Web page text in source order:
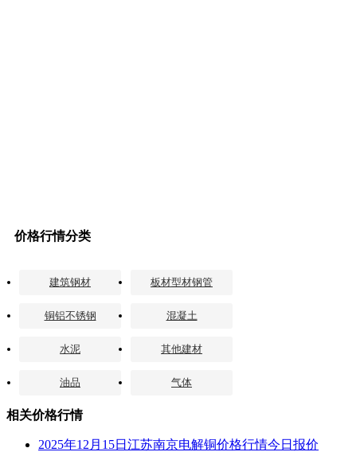
价格行情分类
建筑钢材 板材型材钢管
铜铝不锈钢 混凝土
水泥 其他建材
油品 气体
相关价格行情
2025年12月15日江苏南京电解铜价格行情今日报价